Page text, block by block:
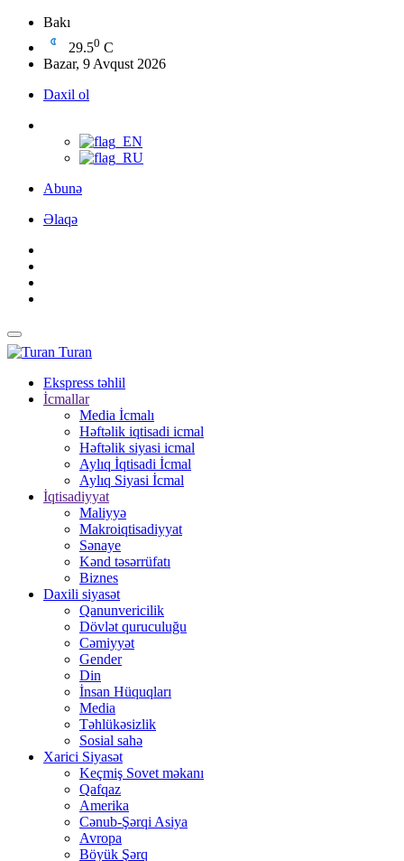
Bakı
29.50 C
Bazar, 9 Avqust 2026
Daxil ol
Abunə
Əlaqə
Turan
Ekspress təhlil
İcmallar
Media İcmalı
Həftəlik iqtisadi icmal
Həftəlik siyasi icmal
Aylıq İqtisadi İcmal
Aylıq Siyasi İcmal
İqtisadiyyat
Maliyyə
Makroiqtisadiyyat
Sənaye
Kənd təsərrüfatı
Biznes
Daxili siyasət
Qanunvericilik
Dövlət quruculuğu
Cəmiyyət
Gender
Din
İnsan Hüquqları
Media
Təhlükəsizlik
Sosial sahə
Xarici Siyasət
Keçmiş Sovet məkanı
Qafqaz
Amerika
Cənub-Şərqi Asiya
Avropa
Böyük Şərq